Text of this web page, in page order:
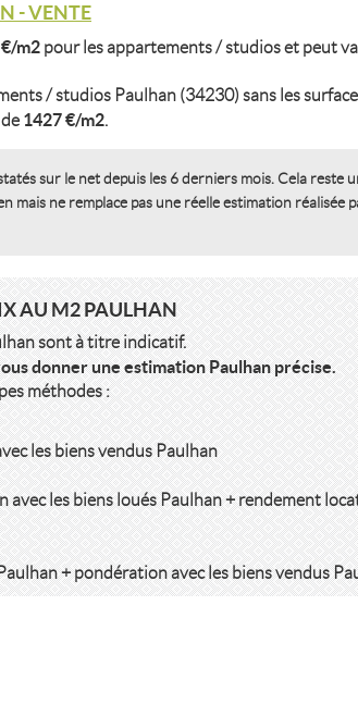
- VENTE
m2 pour les appartements / studios et peut
/ studios Paulhan (34230) sans les
1427 €/m2.
sur le net depuis les 6 derniers mois. Cela reste
ne remplace pas une réelle estimation réalisée
AU M2 PAULHAN
sont à titre indicatif.
donner une estimation Paulhan précise.
méthodes :
les biens vendus Paulhan
les biens loués Paulhan + rendement
+ pondération avec les biens vendus